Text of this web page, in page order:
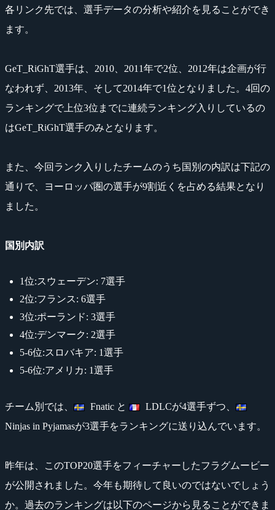
各リンク先では、選手データの分析や紹介を見ることができ
ます。
GeT_RiGhT選手は、2010、2011年で2位、2012年は企画が行
なわれず、2013年、そして2014年で1位となりました。4回の
ランキングで上位3位までに連続ランキング入りしているの
はGeT_RiGhT選手のみとなります。
また、今回ランク入りしたチームのうち国別の内訳は下記の
通りで、ヨーロッパ圏の選手が9割近くを占める結果となり
ました。
国別内訳
1位:スウェーデン: 7選手
2位:フランス: 6選手
3位:ポーランド: 3選手
4位:デンマーク: 2選手
5-6位:スロバキア: 1選手
5-6位:アメリカ: 1選手
チーム別では、 Fnatic と
LDLCが4選手ずつ、
Ninjas in Pyjamasが3選手をランキングに送り込んでいます。
昨年は、このTOP20選手をフィーチャーしたフラグムービー
が公開されました。今年も期待して良いのではないでしょう
か。過去のランキングは以下のページから見ることができま